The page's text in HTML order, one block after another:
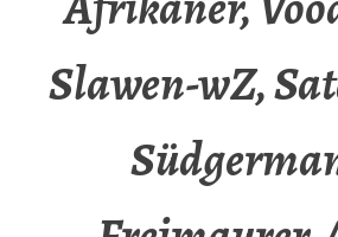
Slawen-wZ,